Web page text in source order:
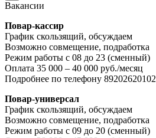
Вакансии
Повар-кассир
График скользящий, обсуждаем
Возможно совмещение, подработка
Режим работы с 08 до 23 (сменный)
Оплата 35 000 – 40 000 руб./месяц
Подробнее по телефону 89202620102
Повар-универсал
График скользящий, обсуждаем
Возможно совмещение, подработка
Режим работы с 09 до 20 (сменный)